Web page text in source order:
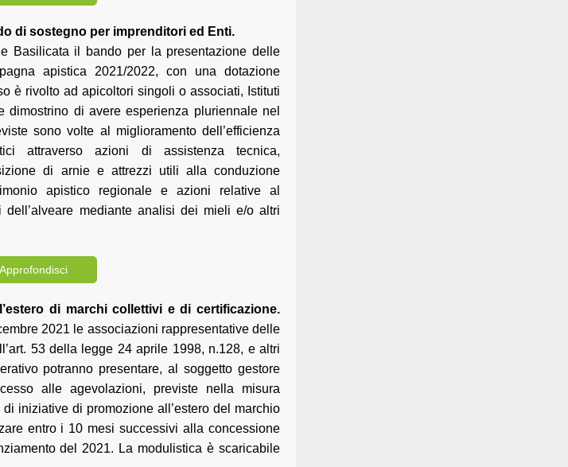
di sostegno per imprenditori ed Enti.
Basilicata il bando per la presentazione delle
apistica 2021/2022, con una dotazione
è rivolto ad apicoltori singoli o associati, Istituti
di avere esperienza pluriennale nel
sono volte al miglioramento dell’efficienza
attraverso azioni di assistenza tecnica,
di arnie e attrezzi utili alla conduzione
apistico regionale e azioni relative al
dell’alveare mediante analisi dei mieli e/o altri
Approfondisci
di marchi collettivi e di certificazione.
2021 le associazioni rappresentative delle
53 della legge 24 aprile 1998, n.128, e altri
potranno presentare, al soggetto gestore
alle agevolazioni, previste nella misura
iniziative di promozione all’estero del marchio
entro i 10 mesi successivi alla concessione
del 2021. La modulistica è scaricabile